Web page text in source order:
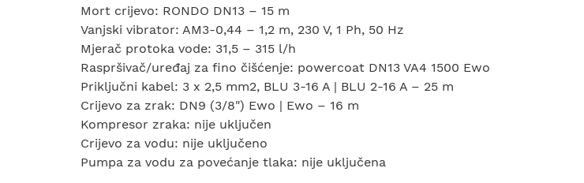
Mort crijevo: RONDO DN13 – 15 m
Vanjski vibrator: AM3-0,44 – 1,2 m, 230 V, 1 Ph, 50 Hz
Mjerač protoka vode: 31,5 – 315 l/h
Raspršivač/uređaj za fino čišćenje: powercoat DN13 VA4 1500 Ewo
Priključni kabel: 3 x 2,5 mm2, BLU 3-16 A | BLU 2-16 A – 25 m
Crijevo za zrak: DN9 (3/8") Ewo | Ewo – 16 m
Kompresor zraka: nije uključen
Crijevo za vodu: nije uključeno
Pumpa za vodu za povećanje tlaka: nije uključena